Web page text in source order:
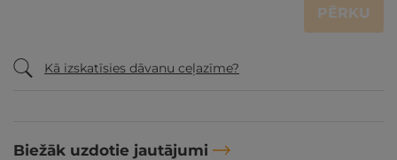
PĒRKU
Kā izskatīsies dāvanu ceļazīme?
Biežāk uzdotie jautājumi